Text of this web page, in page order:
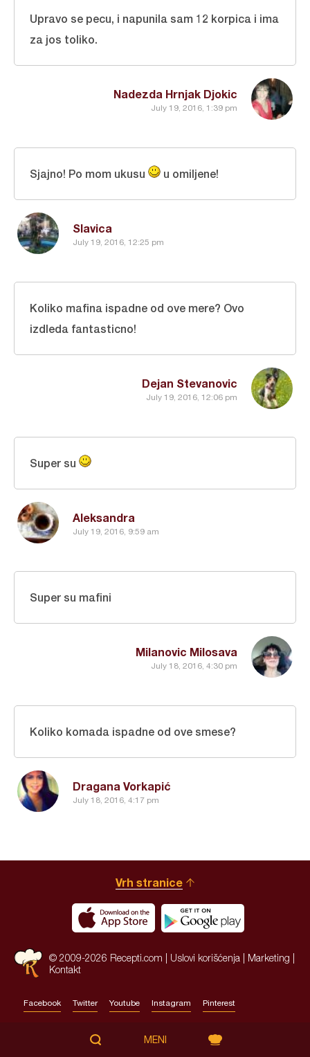
Nadezda Hrnjak Djokic
July 19, 2016, 1:39 pm
Upravo se pecu, i napunila sam 12 korpica i ima
za jos toliko.
Slavica
July 19, 2016, 12:25 pm
Sjajno! Po mom ukusu u omiljene!
Dejan Stevanovic
July 19, 2016, 12:06 pm
Koliko mafina ispadne od ove mere? Ovo
izdleda fantasticno!
Aleksandra
July 19, 2016, 9:59 am
Super su
Milanovic Milosava
July 18, 2016, 4:30 pm
Super su mafini
Dragana Vorkapić
July 18, 2016, 4:17 pm
Koliko komada ispadne od ove smese?
Vrh stranice
© 2009-2026 Recepti.com | Uslovi korišćenja Marketing
Kontakt
Facebook Twitter Youtube Instagram Pinterest